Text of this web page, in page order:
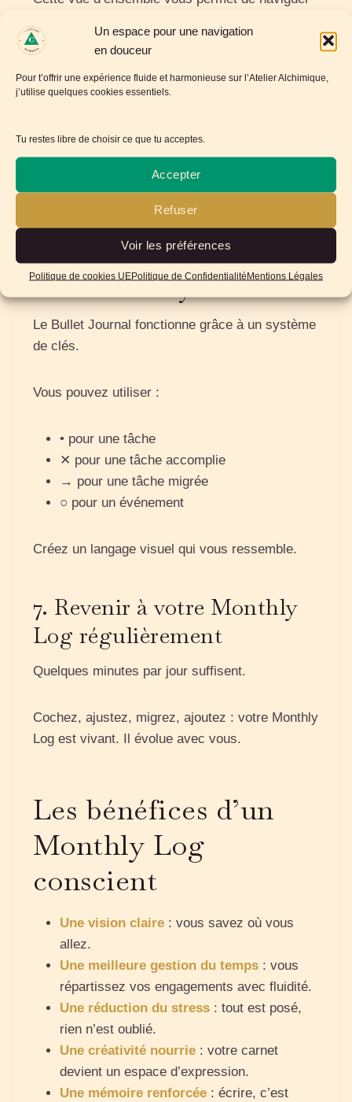
Un espace pour une navigation
en douceur
Pour t’offrir une expérience fluide et harmonieuse sur l’Atelier Alchimique,
j’utilise quelques cookies essentiels.
Tu restes libre de choisir ce que tu acceptes.
Accepter
Refuser
Voir les préférences
Politique de cookies UEPolitique de ConfidentialitéMentions Légales
5. Établir la liste des tâches
du mois
Listez les projets, envies, obligations et objectifs
Cette liste n’est pas une injonction : c’est une
boussole.
6. Utiliser vos symboles
Le Bullet Journal fonctionne grâce à un système
de clés.
Vous pouvez utiliser :
• pour une tâche
✕ pour une tâche accomplie
→ pour une tâche migrée
○ pour un événement
Créez un langage visuel qui vous ressemble.
7. Revenir à votre Monthly
Log régulièrement
Quelques minutes par jour suffisent.
Cochez, ajustez, migrez, ajoutez : votre Monthly
Log est vivant. Il évolue avec vous.
Les bénéfices d’un
Monthly Log
conscient
Une vision claire: vous savez où vous
allez.
Une meilleure gestion du temps: vous
répartissez vos engagements avec fluidité.
Une réduction du stress : tout est posé,
rien n’est oublié.
Une créativité nourrie: votre carnet
devient un espace d’expression.
Une mémoire renforcée: écrire, c’est